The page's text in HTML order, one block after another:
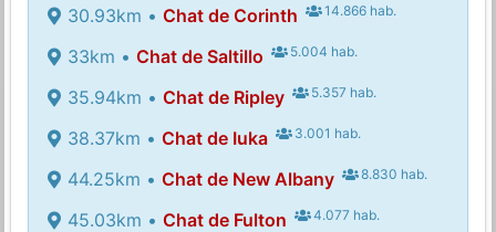
30.93km • Chat de Corinth 14.866 hab.
33km • Chat de Saltillo 5.004 hab.
35.94km • Chat de Ripley 5.357 hab.
38.37km • Chat de Iuka 3.001 hab.
44.25km • Chat de New Albany 8.830 hab.
45.03km • Chat de Fulton 4.077 hab.